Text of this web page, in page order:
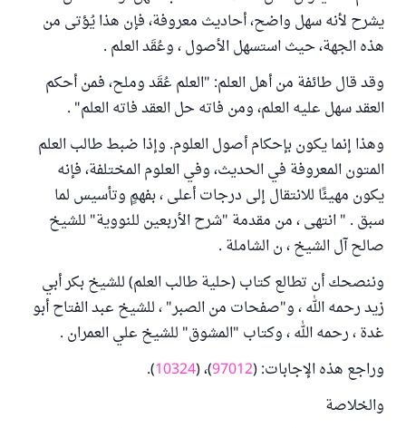
يشرح لأنه سهل واضح، أحاديث معروفة، فإن هذا يُؤتى من
هذه الجهة، حيث استسهل الأصول ، وعُقَد العلم .
وقد قال طائفة من أهل العلم: "العلم عُقَد وملح، فمن أحكم
العقد سهل عليه العلم، ومن فاته حل العقد فاته العلم" .
وهذا إنما يكون بإحكام أصول العلوم. وإذا ضبط طالب العلم
المتون المعروفة في الحديث، وفي العلوم المختلفة، فإنه
يكون مهيئًا للانتقال إلى درجات أعلى ، بفهمٍ وتأسيس لما
سبق . " انتهى ، من مقدمة "شرح الأربعين للنووية" للشيخ
صالح آل الشيخ ، ن الشاملة .
وننصحك أن تطالع كتاب (حلية طالب العلم) للشيخ بكر أبي
زيد رحمه الله ، و"صفحات من الصبر" ، للشيخ عبد الفتاح أبو
غدة ، رحمه الله ، وكتاب "المشوق" للشيخ علي العمران .
وراجع هذه الإجابات: (97012)، (10324
).
والخلاصة